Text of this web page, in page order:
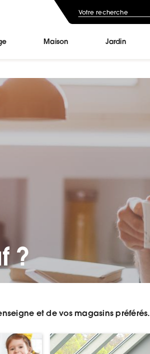
Maison Jardin
?
et de vos magasins préférés.